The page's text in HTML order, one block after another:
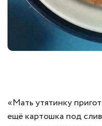
«Мать утятинку
ещё картошка под